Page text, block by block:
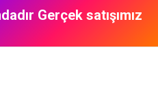
Gerçek satışımız